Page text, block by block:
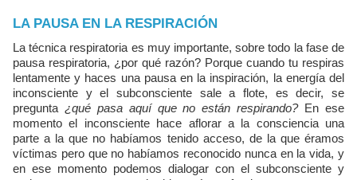
LA PAUSA EN LA RESPIRACIÓN
La técnica respiratoria es muy importante, sobre todo la fase de
pausa respiratoria, ¿por qué razón? Porque cuando tu respiras
lentamente y haces una pausa en la inspiración, la energía del
inconsciente y el subconsciente sale a flote, es decir, se
pregunta ¿qué pasa aquí que no están respirando?En ese
momento el inconsciente hace aflorar a la consciencia una
parte a la que no habíamos tenido acceso, de la que éramos
víctimas pero que no habíamos reconocido nunca en la vida, y
en ese momento podemos dialogar con el subconsciente y